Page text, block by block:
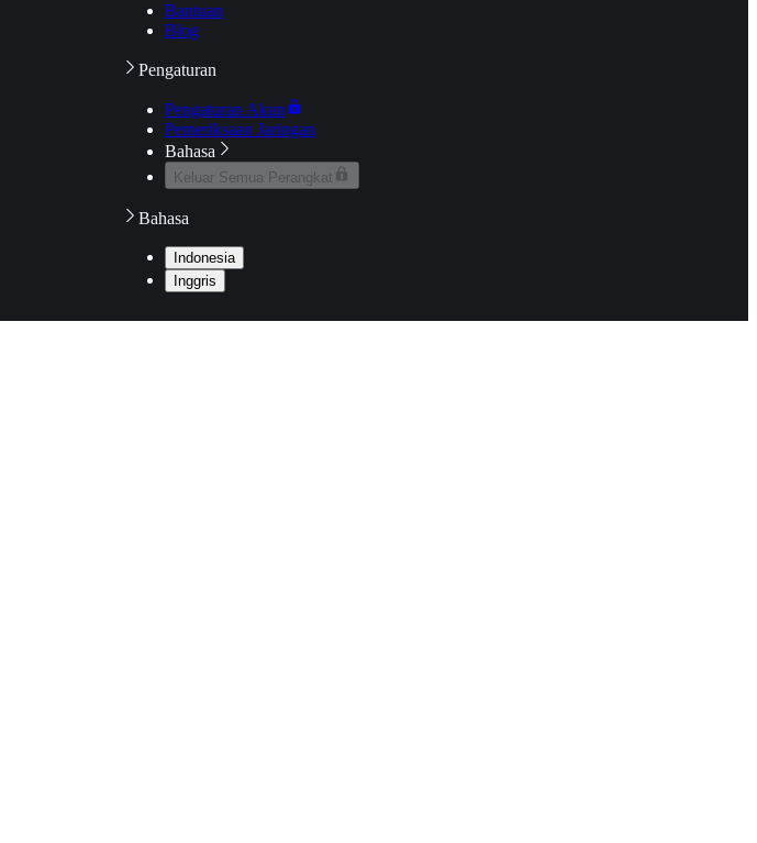
Bantuan
Blog
Pengaturan
Pengaturan Akun
Pemeriksaan Jaringan
Bahasa
Keluar Semua Perangkat
Bahasa
Indonesia
Inggris